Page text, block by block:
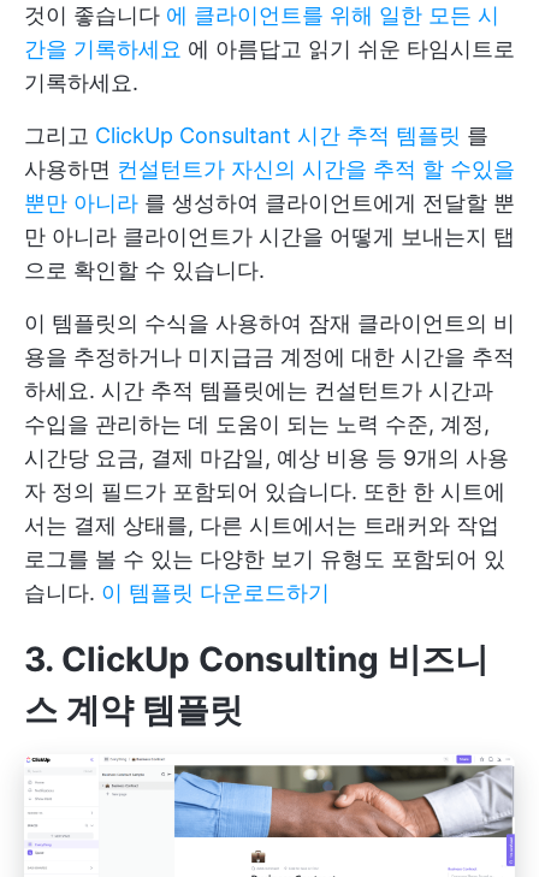
것이 좋습니다 에 클라이언트를 위해 일한 모든 시
간을 기록하세요 에 아름답고 읽기 쉬운 타임시트로
기록하세요.
그리고 ClickUp Consultant 시간 추적 템플릿 를
사용하면 컨설턴트가 자신의 시간을 추적 할 수있을
뿐만 아니라 를 생성하여 클라이언트에게 전달할 뿐
만 아니라 클라이언트가 시간을 어떻게 보내는지 탭
으로 확인할 수 있습니다.
이 템플릿의 수식을 사용하여 잠재 클라이언트의 비
용을 추정하거나 미지급금 계정에 대한 시간을 추적
하세요. 시간 추적 템플릿에는 컨설턴트가 시간과
수입을 관리하는 데 도움이 되는 노력 수준, 계정,
시간당 요금, 결제 마감일, 예상 비용 등 9개의 사용
자 정의 필드가 포함되어 있습니다. 또한 한 시트에
서는 결제 상태를, 다른 시트에서는 트래커와 작업
로그를 볼 수 있는 다양한 보기 유형도 포함되어 있
습니다. 이 템플릿 다운로드하기
3. ClickUp Consulting 비즈니
스 계약 템플릿